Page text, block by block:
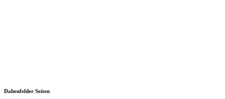
Dahenfelder Seiten